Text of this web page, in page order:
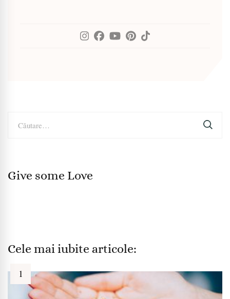
după:
Give some Love
Cele mai iubite articole: